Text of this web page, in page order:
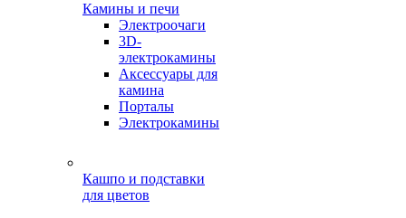
Камины и печи
Электроочаги
3D-
электрокамины
Аксессуары для
камина
Порталы
Электрокамины
Кашпо и подставки
для цветов